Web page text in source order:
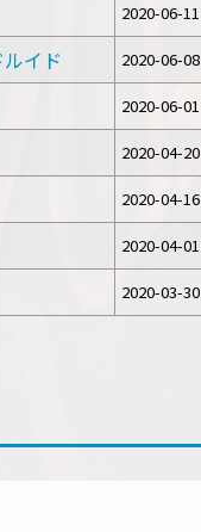
2020-06-11
イド 2020-06-08
2020-06-01
2020-04-20
2020-04-16
2020-04-01
2020-03-30